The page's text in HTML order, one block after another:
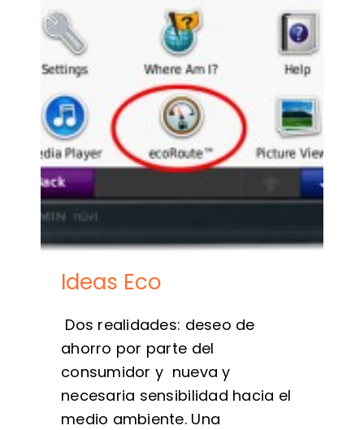
Ideas Eco
Dos realidades: deseo de
ahorro por parte del
consumidor y nueva y
necesaria sensibilidad hacia el
medio ambiente. Una